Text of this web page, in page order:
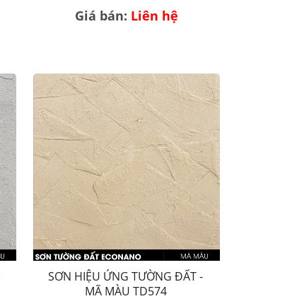
Giá bán: Liên hệ
SƠN HIỆU ỨNG TƯỜNG ĐẤT -
MÃ MÀU TD574